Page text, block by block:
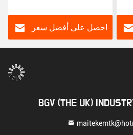
احصل على أفضل سعر
BGV (THE UK)